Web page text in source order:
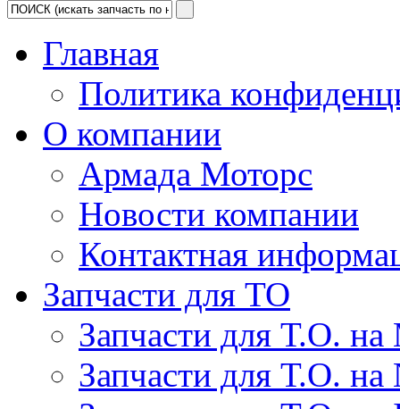
Главная
Политика
О компании
Армада Моторс
Новости компании
Контактная
Запчасти для ТО
Запчасти для Т.О. на
Запчасти для Т.О. на